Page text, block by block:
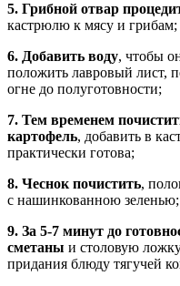
5. Грибной отвар
кастрюлю к мясу и грибам;
6. Добавить воду, чтобы
положить лавровый лист,
огне до полуготовности;
7. Тем временем
картофель, добавить в
практически готова;
8. Чеснок почистить,
с нашинкованною зеленью;
9. За 5-7 минут до
сметаны и столовую
придания блюду тягучей